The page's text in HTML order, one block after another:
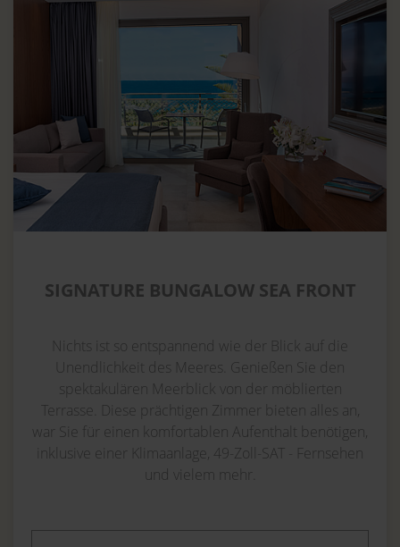
SIGNATURE BUNGALOW SEA FRONT
Nichts ist so entspannend wie der Blick auf die
Unendlichkeit des Meeres. Genießen Sie den
spektakulären Meerblick von der möblierten
Terrasse. Diese prächtigen Zimmer bieten alles an,
war Sie für einen komfortablen Aufenthalt benötigen,
inklusive einer Klimaanlage, 49-Zoll-SAT - Fernsehen
und vielem mehr.